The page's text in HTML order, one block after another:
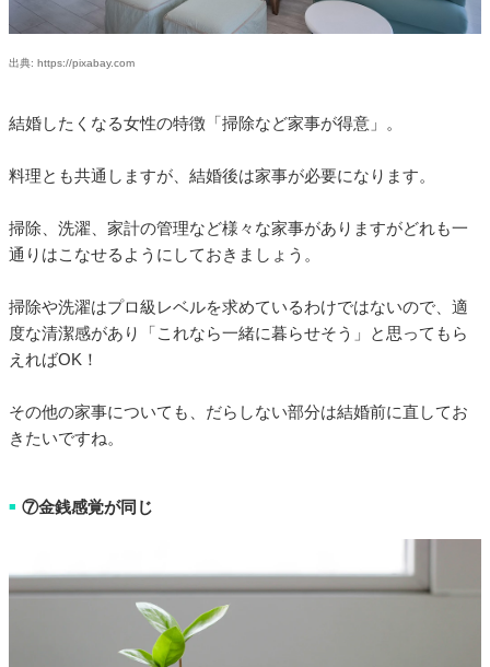
出典: https://pixabay.com
結婚したくなる女性の特徴「掃除など家事が得意」。
料理とも共通しますが、結婚後は家事が必要になります。
掃除、洗濯、家計の管理など様々な家事がありますがどれも一
通りはこなせるようにしておきましょう。
掃除や洗濯はプロ級レベルを求めているわけではないので、適
度な清潔感があり「これなら一緒に暮らせそう」と思ってもら
えればOK！
その他の家事についても、だらしない部分は結婚前に直してお
きたいですね。
■ ⑦金銭感覚が同じ